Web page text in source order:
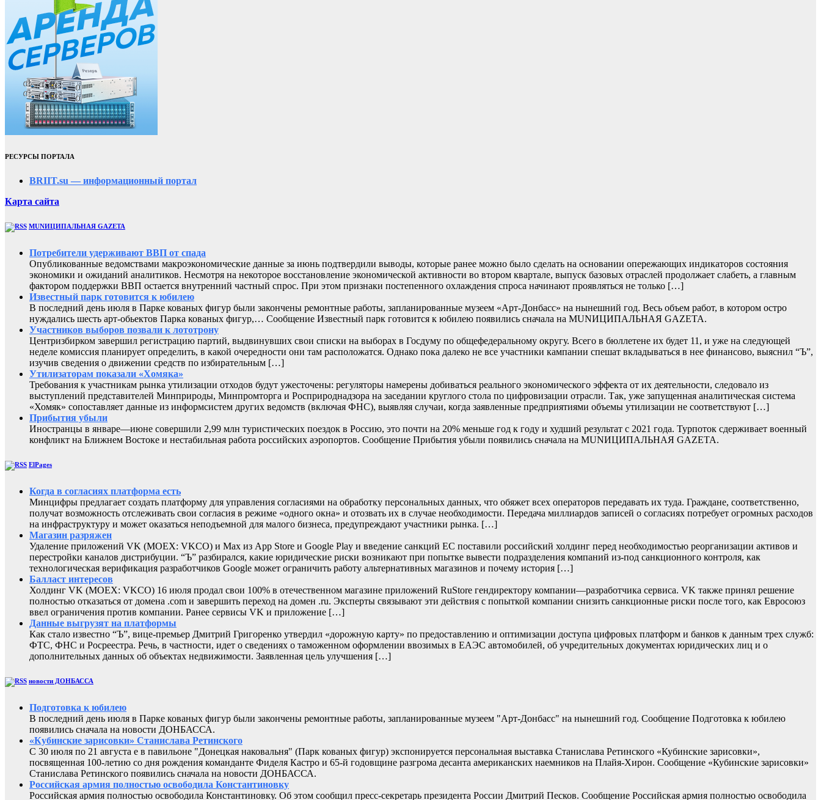
РЕСУРСЫ ПОРТАЛА
BRIIT.su — информационный портал
Карта сайта
MUNИЦИПАЛЬНАЯ GAZЕТА
Потребители удерживают ВВП от спада
Опубликованные ведомствами макроэкономические данные за июнь подтвердили выводы, которые ранее можно было сделать на основании опережающих индикаторов состояния
экономики и ожиданий аналитиков. Несмотря на некоторое восстановление экономической активности во втором квартале, выпуск базовых отраслей продолжает слабеть, а главным
фактором поддержки ВВП остается внутренний частный спрос. При этом признаки постепенного охлаждения спроса начинают проявляться не только […]
Известный парк готовится к юбилею
В последний день июля в Парке кованых фигур были закончены ремонтные работы, запланированные музеем «Арт-Донбасс» на нынешний год. Весь объем работ, в котором остро
нуждались шесть арт-обьектов Парка кованых фигур,… Сообщение Известный парк готовится к юбилею появились сначала на MUNИЦИПАЛЬНАЯ GAZЕТА.
Участников выборов позвали к лототрону
Центризбирком завершил регистрацию партий, выдвинувших свои списки на выборах в Госдуму по общефедеральному округу. Всего в бюллетене их будет 11, и уже на следующей
неделе комиссия планирует определить, в какой очередности они там расположатся. Однако пока далеко не все участники кампании спешат вкладываться в нее финансово, выяснил “Ъ”,
изучив сведения о движении средств по избирательным […]
Утилизаторам показали «Хомяка»
Требования к участникам рынка утилизации отходов будут ужесточены: регуляторы намерены добиваться реального экономического эффекта от их деятельности, следовало из
выступлений представителей Минприроды, Минпромторга и Росприроднадзора на заседании круглого стола по цифровизации отрасли. Так, уже запущенная аналитическая система
«Хомяк» сопоставляет данные из информсистем других ведомств (включая ФНС), выявляя случаи, когда заявленные предприятиями объемы утилизации не соответствуют […]
Прибытия убыли
Иностранцы в январе—июне совершили 2,99 млн туристических поездок в Россию, это почти на 20% меньше год к году и худший результат с 2021 года. Турпоток сдерживает военный
конфликт на Ближнем Востоке и нестабильная работа российских аэропортов. Сообщение Прибытия убыли появились сначала на MUNИЦИПАЛЬНАЯ GAZЕТА.
ElPages
Когда в согласиях платформа есть
Минцифры предлагает создать платформу для управления согласиями на обработку персональных данных, что обяжет всех операторов передавать их туда. Граждане, соответственно,
получат возможность отслеживать свои согласия в режиме «одного окна» и отозвать их в случае необходимости. Передача миллиардов записей о согласиях потребует огромных расходов
на инфраструктуру и может оказаться неподъемной для малого бизнеса, предупреждают участники рынка. […]
Магазин разряжен
Удаление приложений VK (MOEX: VKCO) и Max из App Store и Google Play и введение санкций ЕС поставили российский холдинг перед необходимостью реорганизации активов и
перестройки каналов дистрибуции. “Ъ” разбирался, какие юридические риски возникают при попытке вывести подразделения компаний из-под санкционного контроля, как
технологическая верификация разработчиков Google может ограничить работу альтернативных магазинов и почему история […]
Балласт интересов
Холдинг VK (MOEX: VKCO) 16 июля продал свои 100% в отечественном магазине приложений RuStore гендиректору компании—разработчика сервиса. VK также принял решение
полностью отказаться от домена .com и завершить переход на домен .ru. Эксперты связывают эти действия с попыткой компании снизить санкционные риски после того, как Евросоюз
ввел ограничения против компании. Ранее сервисы VK и приложение […]
Данные выгрузят на платформы
Как стало известно “Ъ”, вице-премьер Дмитрий Григоренко утвердил «дорожную карту» по предоставлению и оптимизации доступа цифровых платформ и банков к данным трех служб:
ФТС, ФНС и Росреестра. Речь, в частности, идет о сведениях о таможенном оформлении ввозимых в ЕАЭС автомобилей, об учредительных документах юридических лиц и о
дополнительных данных об объектах недвижимости. Заявленная цель улучшения […]
новости ДОНБАССА
Подготовка к юбилею
В последний день июля в Парке кованых фигур были закончены ремонтные работы, запланированные музеем "Арт-Донбасс" на нынешний год. Сообщение Подготовка к юбилею
появились сначала на новости ДОНБАССА.
«Кубинские зарисовки» Станислава Ретинского
С 30 июля по 21 августа е в павильоне "Донецкая наковальня" (Парк кованых фигур) экспонируется персональная выставка Станислава Ретинского «Кубинские зарисовки»,
посвященная 100-летию со дня рождения команданте Фиделя Кастро и 65-й годовщине разгрома десанта американских наемников на Плайя-Хирон. Сообщение «Кубинские зарисовки»
Станислава Ретинского появились сначала на новости ДОНБАССА.
Российская армия полностью освободила Константиновку
Российская армия полностью освободила Константиновку. Об этом сообщил пресс-секретарь президента России Дмитрий Песков. Сообщение Российская армия полностью освободила